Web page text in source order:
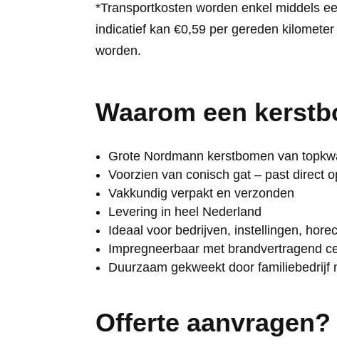
*Transportkosten worden enkel middels
indicatief kan €0,59 per gereden
worden.
Waarom een
Grote Nordmann kerstbomen van
Voorzien van conisch gat – past direct
Vakkundig verpakt en verzonden
Levering in heel Nederland
Ideaal voor bedrijven, instellingen,
Impregneerbaar met brandvertragend
Duurzaam gekweekt door familiebedrijf
Offerte aanvragen?